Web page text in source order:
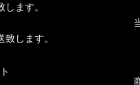
ます。
します。